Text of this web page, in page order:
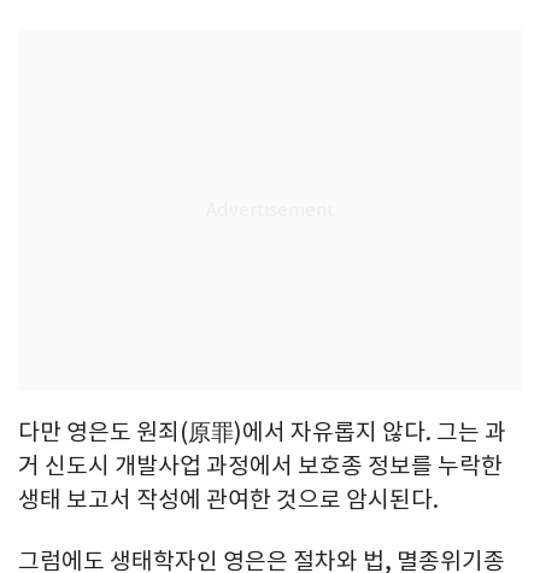
다만 영은도 원죄(原罪)에서 자유롭지 않다. 그는 과
거 신도시 개발사업 과정에서 보호종 정보를 누락한
생태 보고서 작성에 관여한 것으로 암시된다.
그럼에도 생태학자인 영은은 절차와 법, 멸종위기종